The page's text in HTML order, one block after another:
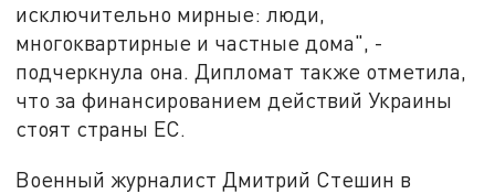
исключительно мирные: люди,
многоквартирные и частные дома", -
подчеркнула она. Дипломат также отметила,
что за финансированием действий Украины
стоят страны ЕС.
Военный журналист Дмитрий Стешин в